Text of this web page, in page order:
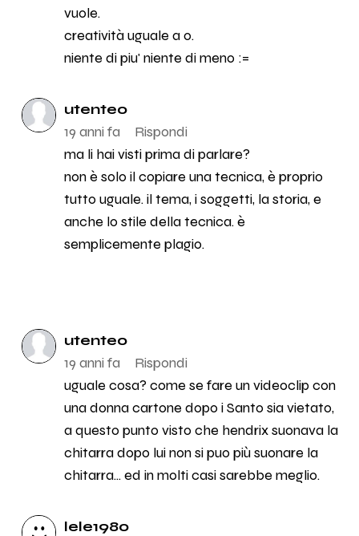
vuole.
creatività uguale a 0.
niente di piu' niente di meno :=
utente0
19 anni fa
Rispondi
ma li hai visti prima di parlare?
non è solo il copiare una tecnica, è proprio
tutto uguale. il tema, i soggetti, la storia, e
anche lo stile della tecnica. è
semplicemente plagio.
utente0
19 anni fa
Rispondi
uguale cosa? come se fare un videoclip con
una donna cartone dopo i Santo sia vietato,
a questo punto visto che hendrix suonava la
chitarra dopo lui non si puo più suonare la
chitarra... ed in molti casi sarebbe meglio.
lele1980